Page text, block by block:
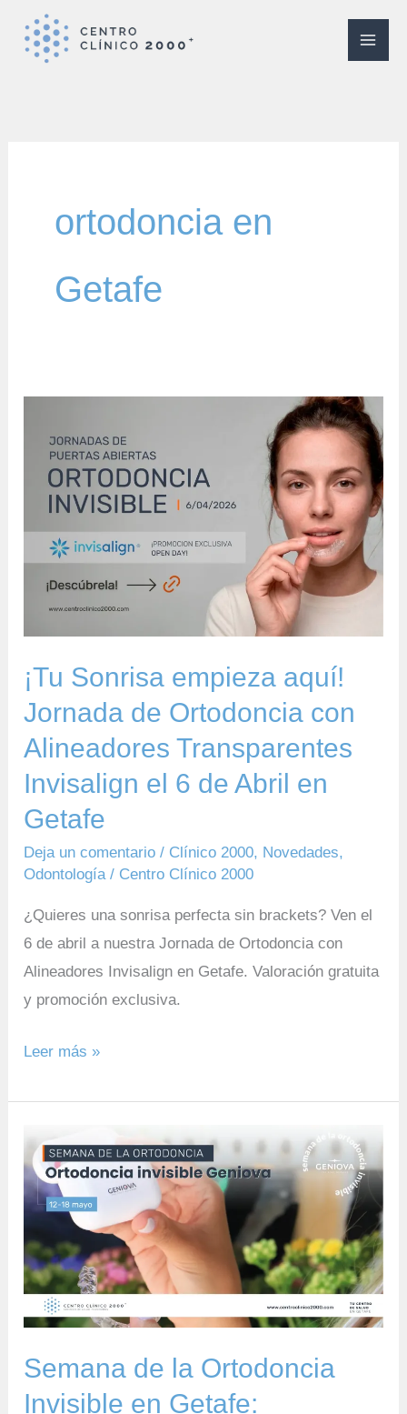
ortodoncia en
Getafe
¡Tu Sonrisa empieza aquí!
Jornada de Ortodoncia con
Alineadores Transparentes
Invisalign el 6 de Abril en
Getafe
Deja un comentario / Clínico 2000, Novedades,
Odontología/ Centro Clínico 2000
¿Quieres una sonrisa perfecta sin brackets? Ven el
6 de abril a nuestra Jornada de Ortodoncia con
Alineadores Invisalign en Getafe. Valoración gratuita
y promoción exclusiva.
Sonrisa
empieza
aquí!
Ortodoncia
Alineadores
Transparentes
Invisalign
el
6
de
en
Getafe
Leer más »
Semana de la Ortodoncia
Invisible en Getafe:
Semana
de
la
Ortodoncia
Invisible
en
Getafe:
Geniova
en